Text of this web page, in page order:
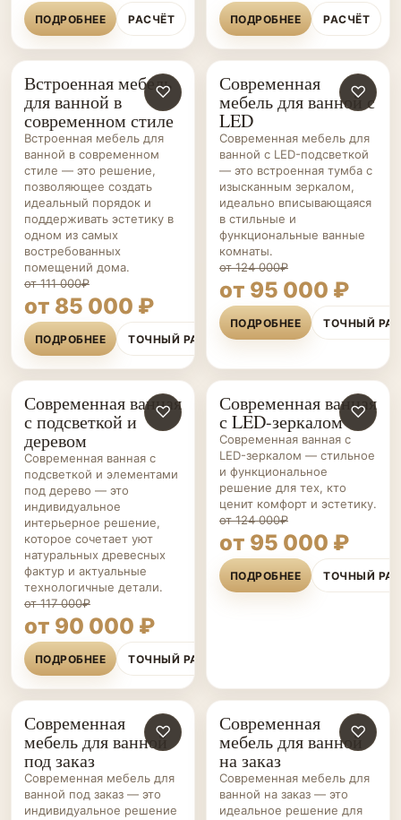
ПОДРОБНЕЕ РАСЧЁТ ПОДРОБНЕЕ РАСЧЁТ
МЕБЕЛЬ ДЛЯ
ВАННОЙ НА ЗАКАЗ
♡
Встроенная мебель
для ванной в
современном стиле
Встроенная мебель для
ванной в современном
стиле — это решение,
позволяющее создать
идеальный порядок и
поддерживать эстетику в
одном из самых
востребованных
помещений дома.
от 111 000₽
от 85 000 ₽
ПОДРОБНЕЕ ТОЧНЫЙ РАСЧЁТ
МЕБЕЛЬ ДЛЯ
ВАННОЙ НА ЗАКАЗ
♡
Современная
мебель для ванной с
LED
Современная мебель для
ванной с LED-подсветкой
— это встроенная тумба с
изысканным зеркалом,
идеально вписывающаяся
в стильные и
функциональные ванные
комнаты.
от 124 000₽
от 95 000 ₽
ПОДРОБНЕЕ ТОЧНЫЙ
МЕБЕЛЬ ДЛЯ
ВАННОЙ НА ЗАКАЗ
♡
Современная ванная
с подсветкой и
деревом
Современная ванная с
подсветкой и элементами
под дерево — это
индивидуальное
интерьерное решение,
которое сочетает уют
натуральных древесных
фактур и актуальные
технологичные детали.
от 117 000₽
от 90 000 ₽
ПОДРОБНЕЕ ТОЧНЫЙ РАСЧЁТ
МЕБЕЛЬ ДЛЯ
ВАННОЙ НА ЗАКАЗ
♡
Современная ванная
с LED-зеркалом
Современная ванная с
LED-зеркалом — стильное
и функциональное
решение для тех, кто
ценит комфорт и эстетику.
от 124 000₽
от 95 000 ₽
ПОДРОБНЕЕ ТОЧНЫЙ
МЕБЕЛЬ ДЛЯ
ВАННОЙ НА ЗАКАЗ
♡
Современная
мебель для ванной
под заказ
Современная мебель для
ванной под заказ — это
индивидуальное решение
МЕБЕЛЬ ДЛЯ
ВАННОЙ НА ЗАКАЗ
♡
Современная
мебель для ванной
на заказ
Современная мебель для
ванной на заказ — это
идеальное решение для